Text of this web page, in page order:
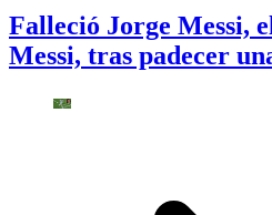
Falleció Jorge Messi,
Messi, tras padecer